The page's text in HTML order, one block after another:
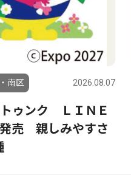
南区 2026.08.07
ゥンク ＬＩＮＥ
売 親しみやすさ